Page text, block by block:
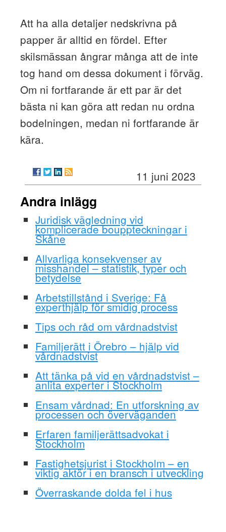
Att ha alla detaljer nedskrivna på
papper är alltid en fördel. Efter
skilsmässan ångrar många att de inte
tog hand om dessa dokument i förväg.
Om ni fortfarande är ett par är det
bästa ni kan göra att redan nu ordna
bodelningen, medan ni fortfarande är
kära.
11 juni 2023
Andra inlägg
Juridisk vägledning vid
komplicerade bouppteckningar i
Skåne
Allvarliga konsekvenser av
misshandel – statistik, typer och
betydelse
Arbetstillstånd i Sverige: Få
experthjälp för smidig process
Tips och råd om vårdnadstvist
Familjerätt i Örebro – hjälp vid
vårdnadstvist
Att tänka på vid en vårdnadstvist –
anlita experter i Stockholm
Ensam vårdnad: En utforskning av
processen och överväganden
Erfaren familjerättsadvokat i
Stockholm
Fastighetsjurist i Stockholm – en
viktig aktör i en bransch i utveckling
Överraskande dolda fel i hus